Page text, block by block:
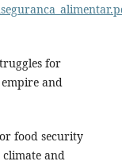
for
and
food security
and